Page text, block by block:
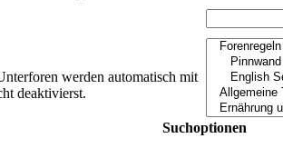
werden automatisch mit
deaktivierst.
Suchoptionen